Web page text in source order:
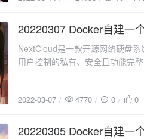
2022-03-07
20220307 Docker自建一
NextCloud是一款开源网络硬盘
用户控制的私有、安全且功能完
2022-03-07 4770 0 0
2022-03-05
20220305 Docker自建一